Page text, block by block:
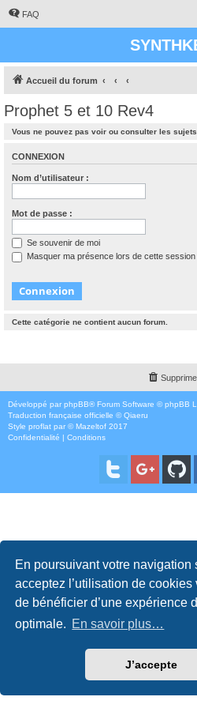
En poursuivant votre navigation
acceptez l’utilisation de cookies
de bénéficier d’une expérience
optimale. En savoir plus…
J’accepte
FAQ
Accueil du forum
Prophet 5 et 10 Rev4
Vous ne pouvez pas voir ou consulter les sujets
CONNEXION
Nom d’utilisateur :
Mot de passe :
Se souvenir de moi
Masquer ma présence lors de cette session
Cette catégorie ne contient aucun forum.
Développé par phpBB® Forum Software © phpBB
Traduction française officielle ©Qiaeru
Style proflat par ©Mazeltof 2017
Confidentialité | Conditions